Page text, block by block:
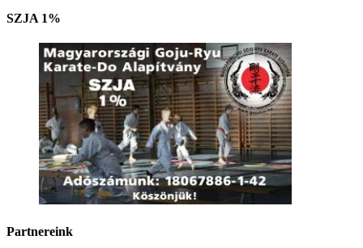
SZJA 1%
Partnereink